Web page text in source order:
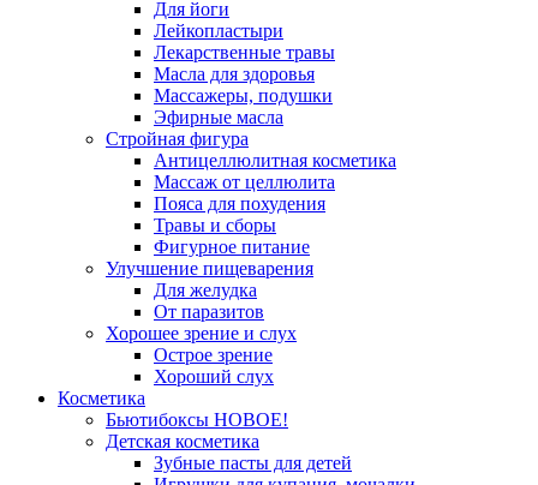
Для йоги
Лейкопластыри
Лекарственные травы
Масла для здоровья
Массажеры, подушки
Эфирные масла
Стройная фигура
Антицеллюлитная косметика
Массаж от целлюлита
Пояса для похудения
Травы и сборы
Фигурное питание
Улучшение пищеварения
Для желудка
От паразитов
Хорошее зрение и слух
Острое зрение
Хороший слух
Косметика
Бьютибоксы НОВОЕ!
Детская косметика
Зубные пасты для детей